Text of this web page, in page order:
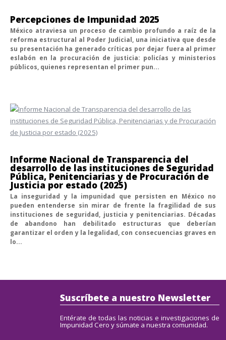
Percepciones de Impunidad 2025
México atraviesa un proceso de cambio profundo a raíz de la
reforma estructural al Poder Judicial, una iniciativa que desde
su presentación ha generado críticas por dejar fuera al primer
eslabón en la procuración de justicia: policías y ministerios
públicos, quienes representan el primer pun...
Informe Nacional de Transparencia del
desarrollo de las instituciones de Seguridad
Pública, Penitenciarias y de Procuración de
Justicia por estado (2025)
La inseguridad y la impunidad que persisten en México no
pueden entenderse sin mirar de frente la fragilidad de sus
instituciones de seguridad, justicia y penitenciarias. Décadas
de abandono han debilitado estructuras que deberían
garantizar el orden y la legalidad, con consecuencias graves en
lo...
Suscríbete a nuestro Newsletter
Entérate de todas las noticias e investigaciones de
Impunidad Cero y súmate a nuestra comunidad.